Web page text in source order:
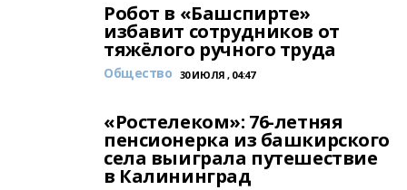
Робот в «Башспирте»
избавит сотрудников от
тяжёлого ручного труда
Общество 30 ИЮЛЯ , 04:47
«Ростелеком»: 76-летняя
пенсионерка из башкирского
села выиграла путешествие
в Калининград